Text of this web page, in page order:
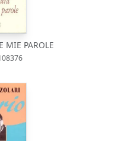
MIE PAROLE